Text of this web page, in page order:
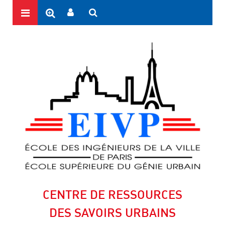
CENTRE DE RESSOURCES
DES SAVOIRS URBAINS